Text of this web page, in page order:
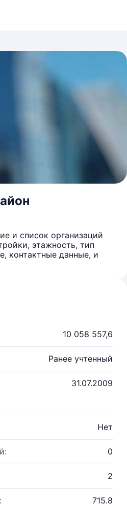
и список организаций
этажность, тип
контактные данные, и
10 058 557,6
Ранее учтенный
31.07.2009
Нет
0
2
715.8